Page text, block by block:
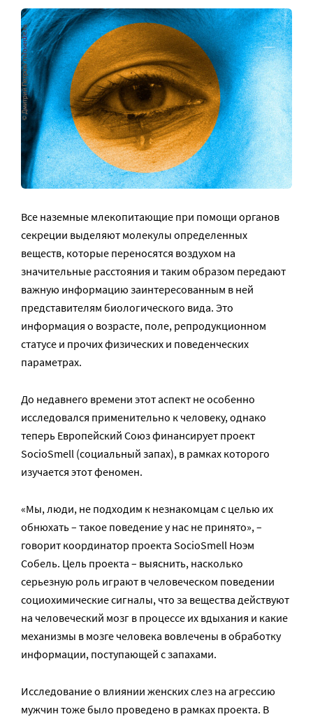
Все наземные млекопитающие при помощи органов
секреции выделяют молекулы определенных
веществ, которые переносятся воздухом на
значительные расстояния и таким образом передают
важную информацию заинтересованным в ней
представителям биологического вида. Это
информация о возрасте, поле, репродукционном
статусе и прочих физических и поведенческих
параметрах.
До недавнего времени этот аспект не особенно
исследовался применительно к человеку, однако
теперь Европейский Союз финансирует проект
SocioSmell (социальный запах), в рамках которого
изучается этот феномен.
«Мы, люди, не подходим к незнакомцам с целью их
обнюхать – такое поведение у нас не принято», –
говорит координатор проекта SocioSmell Ноэм
Собель. Цель проекта – выяснить, насколько
серьезную роль играют в человеческом поведении
социохимические сигналы, что за вещества действуют
на человеческий мозг в процессе их вдыхания и какие
механизмы в мозге человека вовлечены в обработку
информации, поступающей с запахами.
Исследование о влиянии женских слез на агрессию
мужчин тоже было проведено в рамках проекта. В